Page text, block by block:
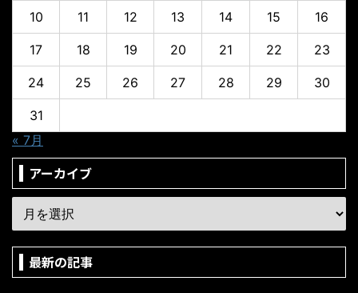
10 11 12 13 14 15 16
17 18 19 20 21 22 23
24 25 26 27 28 29 30
31
« 7月
アーカイブ
最新の記事